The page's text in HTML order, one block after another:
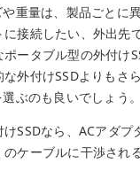
重量は、製品ごとに
接続したい、外出先
ータブル型の外付け
外付けSSDよりもさ
ぶのも良いでしょう。
SSDなら、ACアダ
ケーブルに干渉され